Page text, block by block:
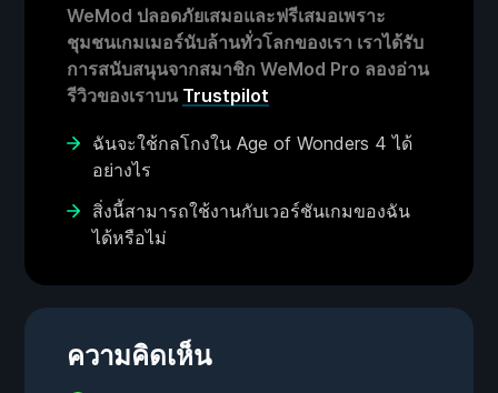
WeMod ปลอดภัยเสมอและฟรีเสมอเพราะ
ชุมชนเกมเมอร์นับล้านทั่วโลกของเรา เราได้รับ
การสนับสนุนจากสมาชิก WeMod Pro ลองอ่าน
รีวิวของเราบน Trustpilot
ฉันจะใช้กลโกงใน Age of Wonders 4 ได้
อย่างไร
สิ่งนี้สามารถใช้งานกับเวอร์ชันเกมของฉัน
ได้หรือไม่
ความคิดเห็น